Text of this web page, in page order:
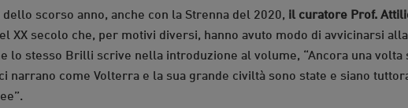
scorso anno, anche con la Strenna del 2020, il curatore Prof.
XX secolo che, per motivi diversi, hanno avuto modo di avvicinarsi
lo stesso Brilli scrive nella introduzione al volume, “Ancora una
narrano come Volterra e la sua grande civiltà sono state e siano